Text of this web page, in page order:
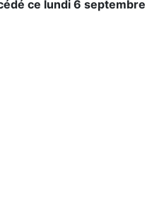
ce lundi 6 septembre